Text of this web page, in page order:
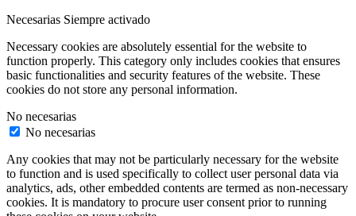
Necesarias Siempre activado
Necessary cookies are absolutely essential for the website to
function properly. This category only includes cookies that ensures
basic functionalities and security features of the website. These
cookies do not store any personal information.
No necesarias
No necesarias
Any cookies that may not be particularly necessary for the website
to function and is used specifically to collect user personal data via
analytics, ads, other embedded contents are termed as non-necessary
cookies. It is mandatory to procure user consent prior to running